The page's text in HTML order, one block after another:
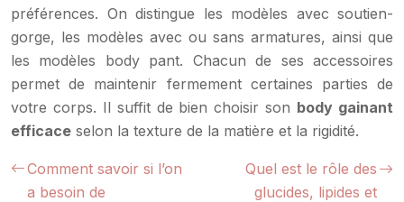
préférences. On distingue les modèles avec soutien-
gorge, les modèles avec ou sans armatures, ainsi que
les modèles body pant. Chacun de ses accessoires
permet de maintenir fermement certaines parties de
votre corps. Il suffit de bien choisir son body gainant
efficace selon la texture de la matière et la rigidité.
Comment savoir si l’on
a besoin de
Quel est le rôle des
glucides, lipides et